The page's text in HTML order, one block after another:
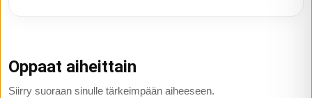
Oppaat aiheittain
Siirry suoraan sinulle tärkeimpään aiheeseen.